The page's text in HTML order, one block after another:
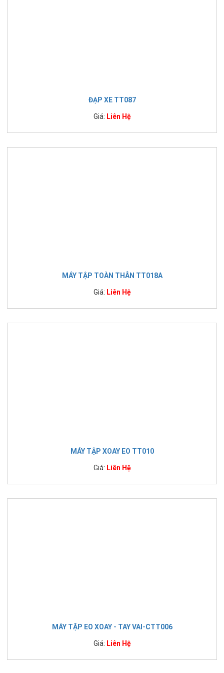
ĐẠP XE TT087
Giá: Liên Hệ
MÁY TẬP TOÀN THÂN TT018A
Giá: Liên Hệ
MÁY TẬP XOAY EO TT010
Giá: Liên Hệ
MÁY TẬP EO XOAY - TAY VAI-CTT006
Giá: Liên Hệ